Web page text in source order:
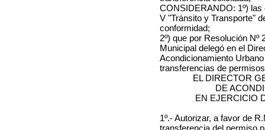
CONSIDERANDO: 1º)
V "Tránsito y Transporte"
conformidad;
2º) que por Resolución Nº
Municipal delegó en el
Acondicionamiento
transferencias de
EL DIRECTOR
DE
EN EJERCICIO
1º.- Autorizar, a favor de
transferencia del permiso